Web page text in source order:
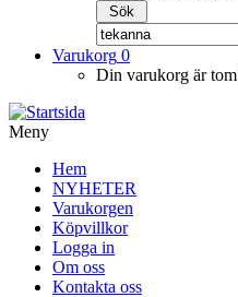
Varukorg 0
Din varukorg är
Meny
Hem
NYHETER
Varukorgen
Köpvillkor
Logga in
Om oss
Kontakta oss